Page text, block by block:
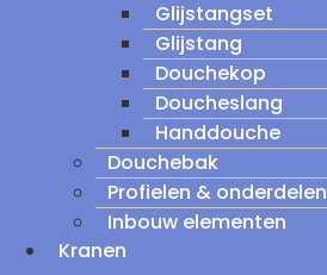
Glijstangset
Glijstang
Douchekop
Doucheslang
Handdouche
Douchebak
Profielen & onderdelen
Inbouw elementen
Kranen